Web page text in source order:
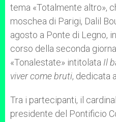
tema «Totalmente altro»,
moschea di Parigi, Dalil
agosto a Ponte di Legno,
corso della seconda
«Tonalestate» intitolata Il
viver come bruti, dedicata
Tra i partecipanti, il
presidente del Pontificio